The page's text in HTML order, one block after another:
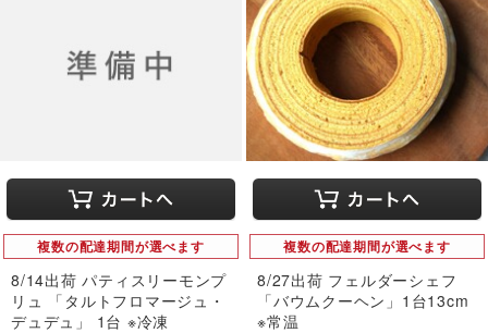
複数の配達期間が選べます
8/14出荷 パティスリーモンプ
リュ 「タルトフロマージュ・
デュデュ」 1台 ※冷凍
複数の配達期間が選べます
8/27出荷 フェルダーシェフ
「バウムクーヘン」1台13cm
※常温